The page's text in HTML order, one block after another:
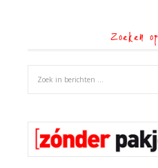
Zoeken